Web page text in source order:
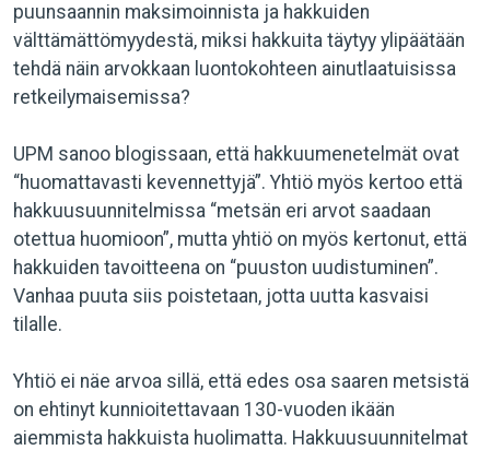
puunsaannin maksimoinnista ja hakkuiden
välttämättömyydestä, miksi hakkuita täytyy ylipäätään
tehdä näin arvokkaan luontokohteen ainutlaatuisissa
retkeilymaisemissa?
UPM sanoo blogissaan, että hakkuumenetelmät ovat
“huomattavasti kevennettyjä”. Yhtiö myös kertoo että
hakkuusuunnitelmissa “metsän eri arvot saadaan
otettua huomioon”, mutta yhtiö on myös kertonut, että
hakkuiden tavoitteena on “puuston uudistuminen”.
Vanhaa puuta siis poistetaan, jotta uutta kasvaisi
tilalle.
Yhtiö ei näe arvoa sillä, että edes osa saaren metsistä
on ehtinyt kunnioitettavaan 130-vuoden ikään
aiemmista hakkuista huolimatta. Hakkuusuunnitelmat